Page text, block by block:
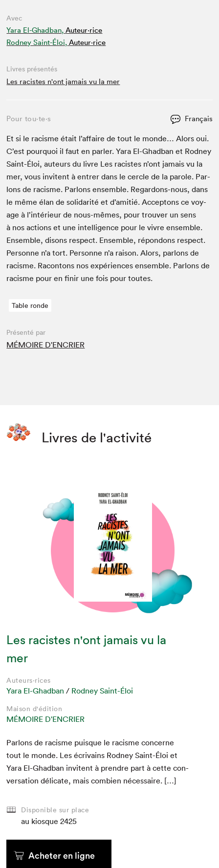
Avec
Yara El-Ghadban, Auteur·rice
Rodney Saint-Éloi, Auteur·rice
Livres présentés
Les racistes n'ont jamais vu la mer
Pour tou⋅te⋅s Français
Et si le racisme était l’affaire de tout le monde… Alors oui.
C’est pourquoi il faut en par­ler. Yara El-Ghad­ban et Rod­ney
Saint-Éloi, auteurs du livre Les racistes n’ont jamais vu la
mer, vous invi­tent à entr­er dans le cer­cle de la parole. Par­
lons de racisme. Par­lons ensem­ble. Regar­dons-nous, dans
le même élan de sol­i­dar­ité et d’amitié. Accep­tons ce voy­
age à l’intérieur de nous-mêmes, pour trou­ver un sens
à nos actions et une intel­li­gence pour le vivre ensem­ble.
Ensem­ble, dis­ons respect. Ensem­ble, répon­dons respect.
Per­son­ne n’a tort. Per­son­ne n’a rai­son. Alors, par­lons de
racisme. Racon­tons nos expéri­ences ensem­ble. Par­lons de
racisme pour en finir une fois pour toutes.
Table ronde
Présenté par
MÉMOIRE D'ENCRIER
Livres de l'activité
Les racistes n'ont jamais vu la
mer
Auteurs·rices
Yara El-Ghadban / Rodney Saint-Éloi
Maison d'édition
MÉMOIRE D'ENCRIER
Par­lons de racisme puisque le racisme con­cerne
tout le monde. Les écrivains Rod­ney Saint-Éloi et
Yara El-Ghad­ban invi­tent à pren­dre part à cette con­
ver­sa­tion déli­cate, mais com­bi­en nécessaire. […]
Disponible sur place
au kiosque 2425
Acheter en ligne